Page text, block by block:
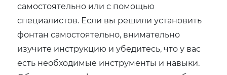
самостоятельно или с помощью
специалистов. Если вы решили установить
фонтан самостоятельно‚ внимательно
изучите инструкцию и убедитесь‚ что у вас
есть необходимые инструменты и навыки.